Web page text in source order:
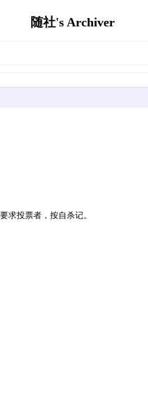
随社's Archiver
求投票者，按自杀记。